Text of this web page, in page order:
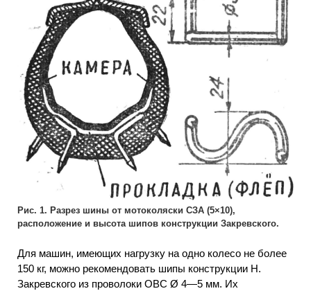
Рис. 1. Разрез шины от мотоколяски СЗА (5×10),
расположение и высота шипов конструкции Закревского.
Для машин, имеющих нагрузку на одно колесо не более
150 кг, можно рекомендовать шипы конструкции Н.
Закревского из проволоки ОВС Ø 4—5 мм. Их